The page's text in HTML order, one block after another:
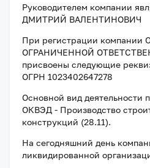
Руководителем компании
ДМИТРИЙ ВАЛЕНТИНОВИЧ
При регистрации компании
ОГРАНИЧЕННОЙ
присвоены следующие
ОГРН 1023402647278
Основной вид деятельности
ОКВЭД - Производство
конструкций (28.11).
На сегодняшний день
ликвидированной